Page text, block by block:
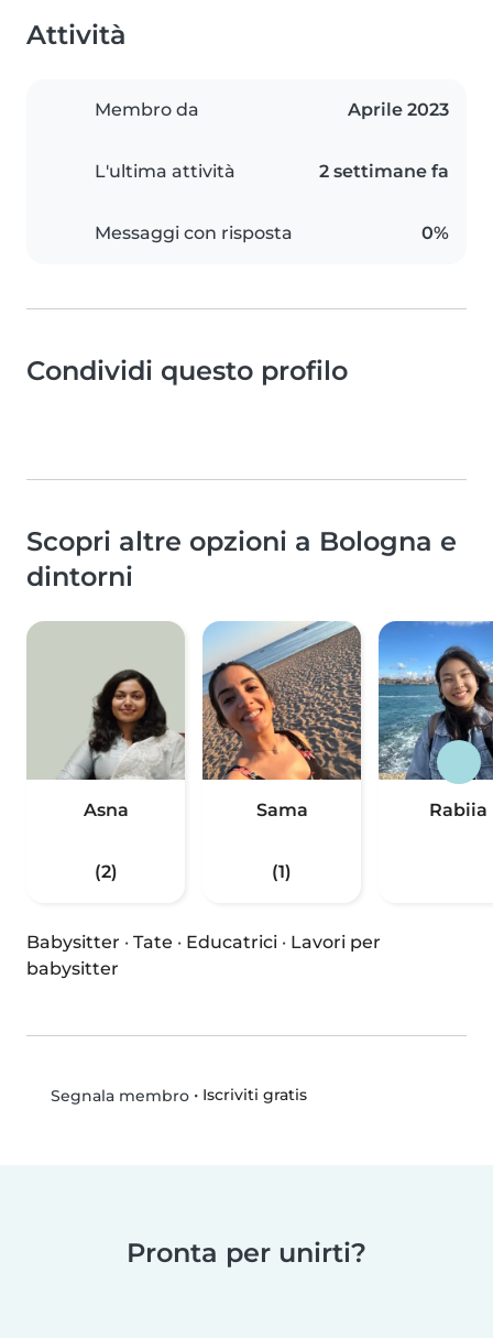
Attività
Membro da Aprile 2023
L'ultima attività 2 settimane fa
Messaggi con risposta 0%
Condividi questo profilo
Scopri altre opzioni a Bologna e
dintorni
Asna
(2)
Sama
(1)
Rabiia
Babysitter · Tate · Educatrici · Lavori per
babysitter
Segnala membro• Iscriviti gratis
Pronta per unirti?